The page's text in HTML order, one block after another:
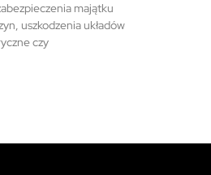
majątku
uszkodzenia układów
czy